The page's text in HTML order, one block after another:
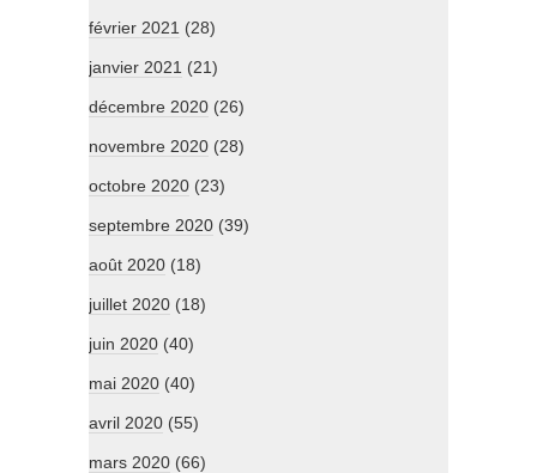
février 2021 (28)
janvier 2021 (21)
décembre 2020 (26)
novembre 2020 (28)
octobre 2020 (23)
septembre 2020 (39)
août 2020 (18)
juillet 2020 (18)
juin 2020 (40)
mai 2020 (40)
avril 2020 (55)
mars 2020 (66)